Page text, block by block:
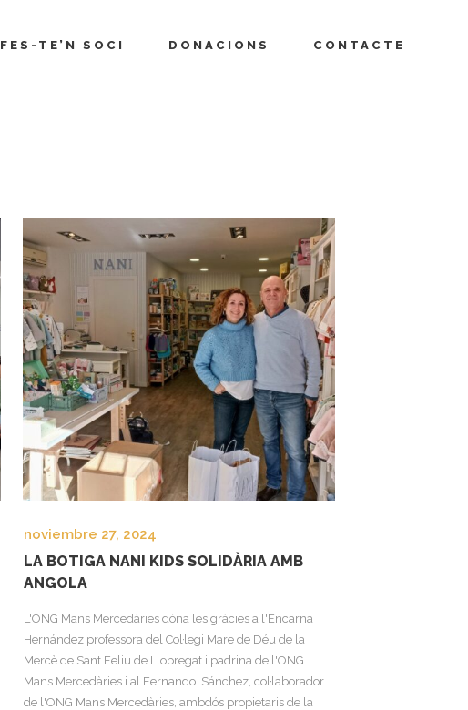
FES-TE’N SOCI DONACIONS CONTACTE
noviembre 27, 2024
LA BOTIGA NANI KIDS SOLIDÀRIA AMB
ANGOLA
L'ONG Mans Mercedàries dóna les gràcies a l'Encarna
Hernández professora del Col·legi Mare de Déu de la
Mercè de Sant Feliu de Llobregat i padrina de l'ONG
Mans Mercedàries i al Fernando Sánchez, col·laborador
de l'ONG Mans Mercedàries, ambdós propietaris de la